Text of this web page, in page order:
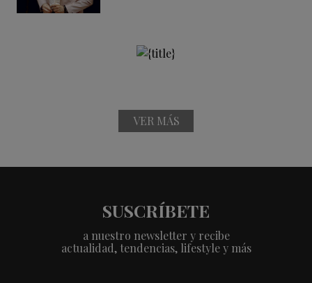
VER MÁS
SUSCRÍBETE
a nuestro newsletter y recibe
actualidad, tendencias, lifestyle y más